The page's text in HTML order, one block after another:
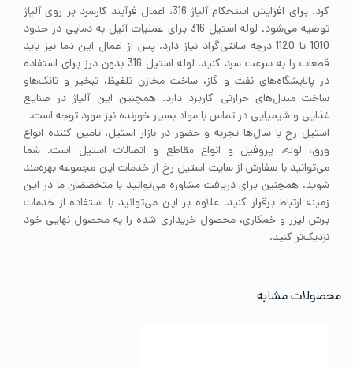
کرد. برای افزایش استحکام آلیاژ 316، اعمال فرآیند کارسرد بر روی آلیاژ
توصیه می‌شود. لوله استیل 316 برای عملیات آنیل به دمایی در حدود
1010 تا 1120 درجه سانتی‌گراد نیاز دارد. پس از اعمال این دما نیز باید
قطعات را به سرعت سرد کنید. لوله استیل 316 بدون درز برای استفاده
در پالایشگاه‌های نفت و گاز، ساخت مخازن تلغیظ، تبخیر و تانک‌هاو
ساخت مبدل‌های حرارتی کاربرد دارد. همچنین این آلیاژ در صنایع
غذایی و شیمیایی در تماس با مواد بسیار خورنده نیز مورد توجه است.
استیل رخ با سال‌ها تجربه و حضور در بازار استیل، تامین کننده انواع
ورق، لوله، پروفیل و انواع مقاطع و اتصالات استیل است. شما
می‌توانید با سفارش از سایت استیل رخ از خدمات این مجموعه بهره‌مند
شوید. همچنین برای دریافت مشاوره می‌توانید با متخضضان ما در این
زمینه ارتباط برقرار کنید. علاوه بر این می‌توانید با استفاده از خدمات
برش لیزر و خمکاری، محصول خریداری شده را به محصول نهایی خود
نزدیک‌تر کنید.
محصولات مشابه